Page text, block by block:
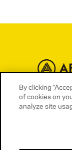
By clicking
of cookies on
analyze site